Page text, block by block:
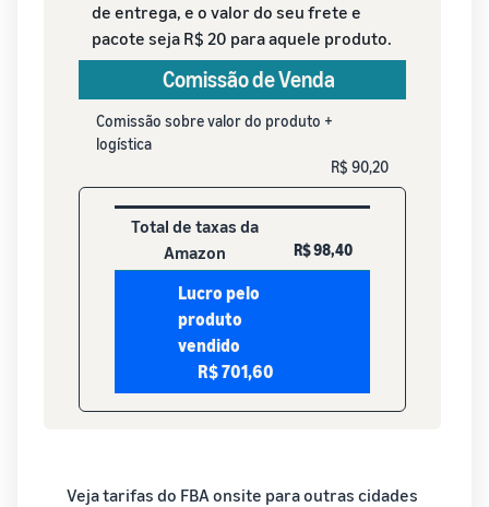
de entrega, e o valor do seu frete e
pacote seja R$ 20 para aquele produto.
Comissão de Venda
Comissão sobre valor do produto +
logística
R$ 90,20
Total de taxas da
Amazon
R$ 98,40
Lucro pelo
produto
vendido
R$ 701,60
Veja tarifas do FBA onsite para outras cidades